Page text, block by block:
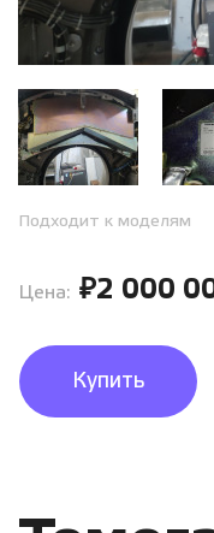
Подходит к моделям
Цена: ₽2 000
Купить